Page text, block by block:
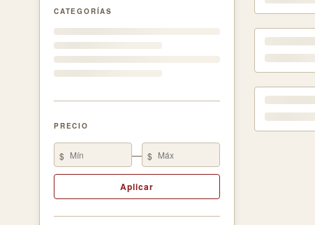
CATEGORÍAS
PRECIO
$ — $
Aplicar